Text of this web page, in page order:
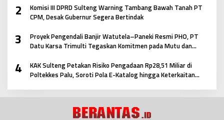
2
Komisi III DPRD Sulteng Warning Tambang Bawah Tanah PT
CPM, Desak Gubernur Segera Bertindak
3
Proyek Pengendali Banjir Watutela–Paneki Resmi PHO, PT
Datu Karsa Trimulti Tegaskan Komitmen pada Mutu dan
4
KAK Sulteng Petakan Risiko Pengadaan Rp28,51 Miliar di
Poltekkes Palu, Soroti Pola E-Katalog hingga Keterkaitan